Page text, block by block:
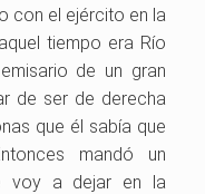
con el ejército en la
tiempo era Río
de un gran
de ser de derecha
que él sabía que
mandó un
voy a dejar en la